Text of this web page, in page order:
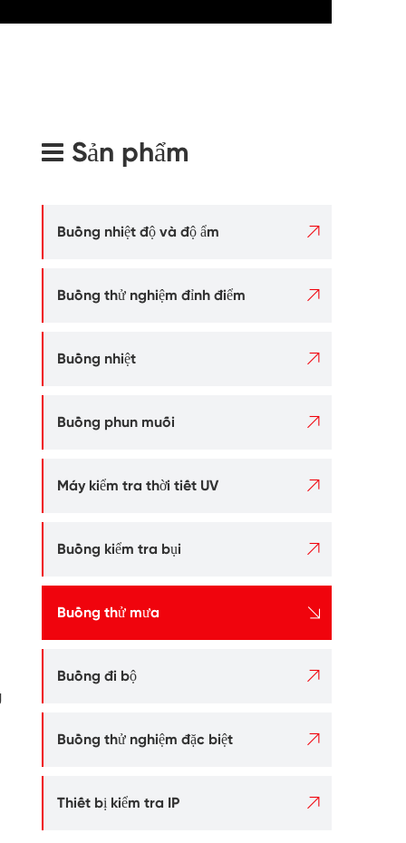
Sản phẩm
Buồng nhiệt độ và độ ẩm 
Buồng thử nghiệm đỉnh điểm 
Buồng nhiệt 
Buồng phun muối 
Máy kiểm tra thời tiết UV 
Buồng kiểm tra bụi 
Buồng thử mưa 
Buồng đi bộ 
Buồng thử nghiệm đặc biệt 
Thiết bị kiểm tra IP 